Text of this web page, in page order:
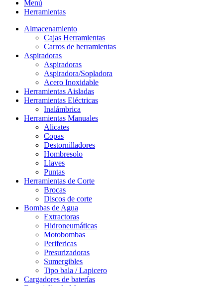
Menú
Herramientas
Almacenamiento
Cajas Herramientas
Carros de herramientas
Aspiradoras
Aspiradoras
Aspiradora/Sopladora
Acero Inoxidable
Herramientas Aisladas
Herramientas Eléctricas
Inalámbrica
Herramientas Manuales
Alicates
Copas
Destornilladores
Hombresolo
Llaves
Puntas
Herramientas de Corte
Brocas
Discos de corte
Bombas de Agua
Extractoras
Hidroneumáticas
Motobombas
Perifericas
Presurizadoras
Sumergibles
Tipo bala / Lapicero
Cargadores de baterías